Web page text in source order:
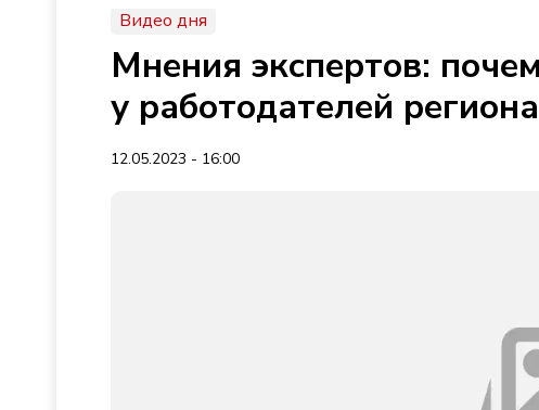
Видео дня
Мнения экспертов:
у работодателей региона
12.05.2023 - 16:00